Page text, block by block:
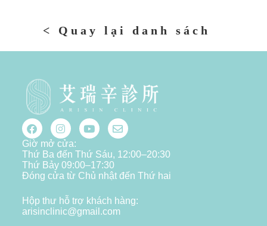
< Quay lại danh sách
Giờ mở cửa:
Thứ Ba đến Thứ Sáu, 12:00–20:30
Thứ Bảy 09:00–17:30
Đóng cửa từ Chủ nhật đến Thứ hai
Hộp thư hỗ trợ khách hàng:
arisinclinic@gmail.com